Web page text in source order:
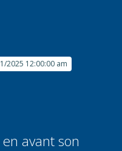
2025 12:00:00 am
avant son